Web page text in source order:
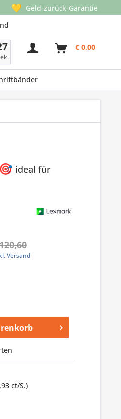
💛 Geld-zurück-Garantie
€ 0,00
🎯 ideal für
Versand
ct/S.)